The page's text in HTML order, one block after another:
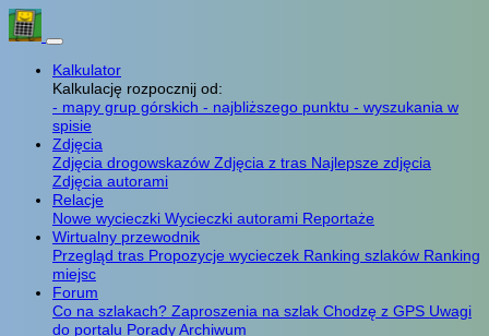
Kalkulator
Kalkulację rozpocznij od:
- mapy grup górskich - najbliższego punktu - wyszukania w
spisie
Zdjęcia
Zdjęcia drogowskazów Zdjęcia z tras Najlepsze zdjęcia
Zdjęcia autorami
Relacje
Nowe wycieczki Wycieczki autorami Reportaże
Wirtualny przewodnik
Przegląd tras Propozycje wycieczek Ranking szlaków Ranking
miejsc
Forum
Co na szlakach? Zaproszenia na szlak Chodzę z GPS Uwagi
do portalu PoradyArchiwum